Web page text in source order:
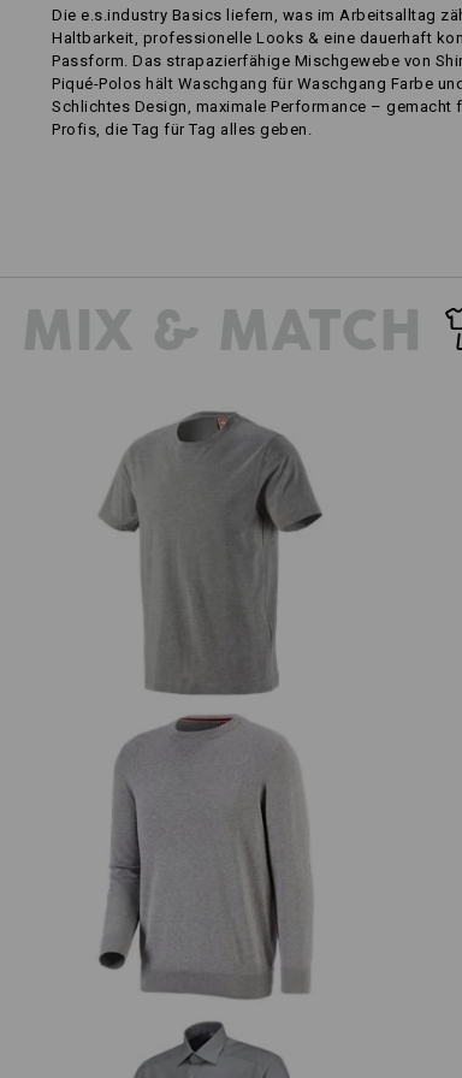
Die e.s.industry Basics liefern, was im Arbeitsalltag
Haltbarkeit, professionelle Looks & eine dauerhaft
Passform. Das strapazierfähige Mischgewebe von
Piqué-Polos hält Waschgang für Waschgang Farbe
Schlichtes Design, maximale Performance – gemacht
Profis, die Tag für Tag alles geben.
MIX & MATCH
e.s. Strickpullover, rundhals